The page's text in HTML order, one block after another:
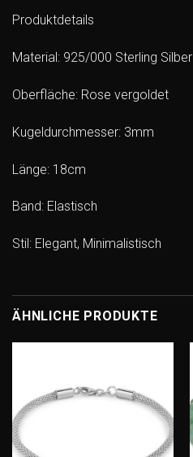
Produktdetails
Material: 925/000 Sterling Silber
Oberfläche: Rose vergoldet
Kugeldurchmesser: 3mm
Länge: 18cm
Band: Elastisch
Stil: Elegant, Minimalistisch
ÄHNLICHE PRODUKTE
wishlist